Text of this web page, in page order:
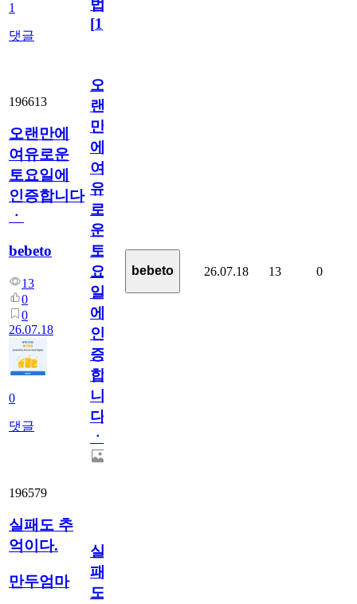
1
댓글
법
[1]
196613
오랜만에
여유로운
토요일에
인증합니다
ㆍ
bebeto
13
0
0
26.07.18
0
댓글
오
랜
만
에
여
유
로
운
토
요
일
에
인
증
합
니
다
ㆍ
bebeto 26.07.18 13 0
196579
실패도 추
억이다.
만두엄마
실
패
도